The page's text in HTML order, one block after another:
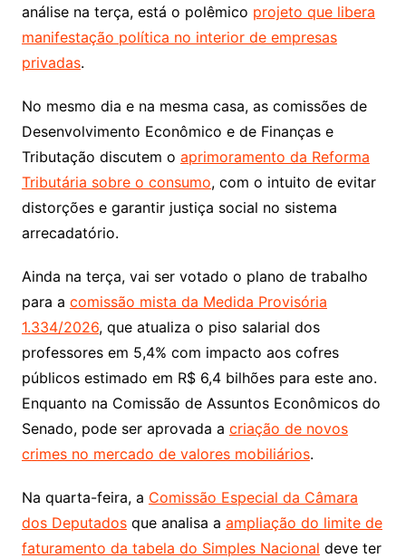
análise na terça, está o polêmico projeto que libera
manifestação política no interior de empresas
privadas.
No mesmo dia e na mesma casa, as comissões de
Desenvolvimento Econômico e de Finanças e
Tributação discutem o aprimoramento da Reforma
Tributária sobre o consumo, com o intuito de evitar
distorções e garantir justiça social no sistema
arrecadatório.
Ainda na terça, vai ser votado o plano de trabalho
para a comissão mista da Medida Provisória
1.334/2026, que atualiza o piso salarial dos
professores em 5,4% com impacto aos cofres
públicos estimado em R$ 6,4 bilhões para este ano.
Enquanto na Comissão de Assuntos Econômicos do
Senado, pode ser aprovada a criação de novos
crimes no mercado de valores mobiliários.
Na quarta-feira, a Comissão Especial da Câmara
dos Deputadosque analisa a ampliação do limite de
faturamento da tabela do Simples Nacional deve ter